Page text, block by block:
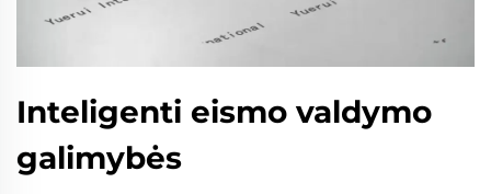
Inteligenti eismo valdymo
galimybės